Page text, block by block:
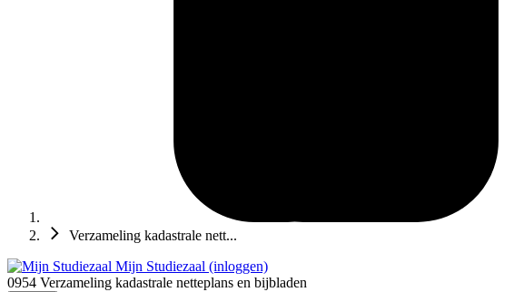
Verzameling kadastrale nett...
Mijn Studiezaal (inloggen)
0954 Verzameling kadastrale netteplans en bijbladen